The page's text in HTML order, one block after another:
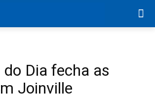
Dia fecha as
Joinville